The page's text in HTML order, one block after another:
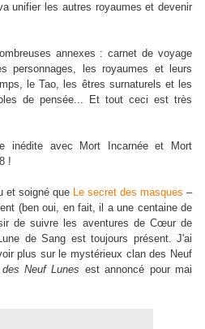
unifier les autres royaumes et devenir
annexes : carnet de voyage
personnages, les royaumes et leurs
le Tao, les êtres surnaturels et les
de pensée... Et tout ceci est très
inédite avec Mort Incarnée et Mort
!
et soigné que Le secret des masques –
(ben oui, en fait, il a une centaine de
de suivre les aventures de Cœur de
de Sang est toujours présent. J'ai
plus sur le mystérieux clan des Neuf
Neuf Lunes est annoncé pour mai